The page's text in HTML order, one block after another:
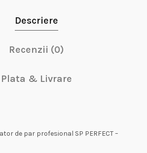
Descriere
Recenzii (0)
Plata & Livrare
de par profesional SP PERFECT –